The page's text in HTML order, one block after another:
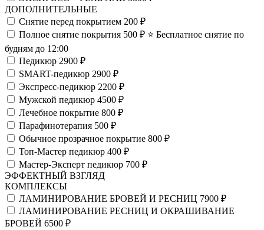
ДОПОЛНИТЕЛЬНЫЕ
Снятие перед покрытием 200 ₽
Полное снятие покрытия 500 ₽ ⭐️ Бесплатное снятие по
будням до 12:00
Педикюр 2900 ₽
SMART-педикюр 2900 ₽
Экспресс-педикюр 2200 ₽
Мужской педикюр 4500 ₽
Лечебное покрытие 800 ₽
Парафинотерапия 500 ₽
Обычное прозрачное покрытие 800 ₽
Топ-Мастер педикюр 400 ₽
Мастер-Эксперт педикюр 700 ₽
ЭФФЕКТНЫЙ ВЗГЛЯД
КОМПЛЕКСЫ
ЛАМИНИРОВАНИЕ БРОВЕЙ И РЕСНИЦ 7900 ₽
ЛАМИНИРОВАНИЕ РЕСНИЦ И ОКРАШИВАНИЕ
БРОВЕЙ 6500 ₽